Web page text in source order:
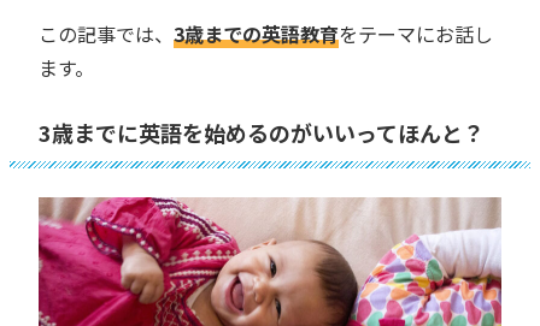
この記事では、 3歳までの英語教育をテーマにお話し
ます。
3歳までに英語を始めるのがいいってほんと？